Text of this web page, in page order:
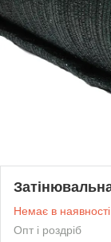
Немає в наявності
Опт і роздріб